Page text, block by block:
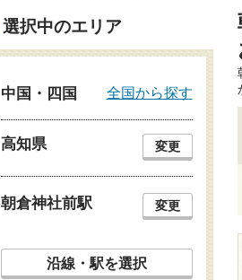
選択中のエリア
中国・四国 全国から探す
高知県 変更
朝倉神社前駅 変更
沿線・駅を選択